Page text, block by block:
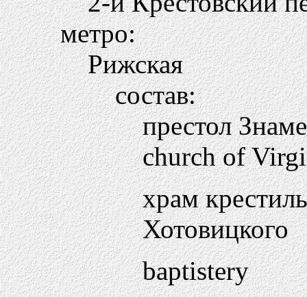
метро:
Рижская
состав:
престол
church of
храм
Хотовицкого
baptistery